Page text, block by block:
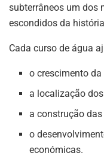
subterrâneos um dos
escondidos da
Cada curso de água
o crescimento da
a localização
a construção
o
económicas.